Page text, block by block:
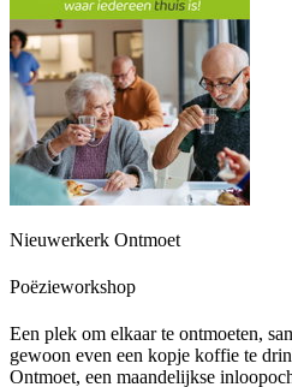
Nieuwerkerk Ontmoet
Poëzieworkshop
Een plek om elkaar te ontmoeten,
gewoon even een kopje koffie te
Ontmoet, een maandelijkse